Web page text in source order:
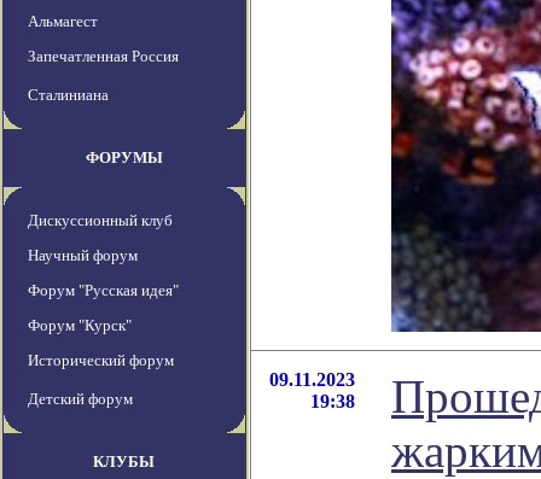
Альмагест
Запечатленная Россия
Сталиниана
ФОРУМЫ
Дискуссионный клуб
Научный форум
Форум "Русская идея"
Форум "Курск"
Исторический форум
Детский форум
КЛУБЫ
09.11.2023
19:38